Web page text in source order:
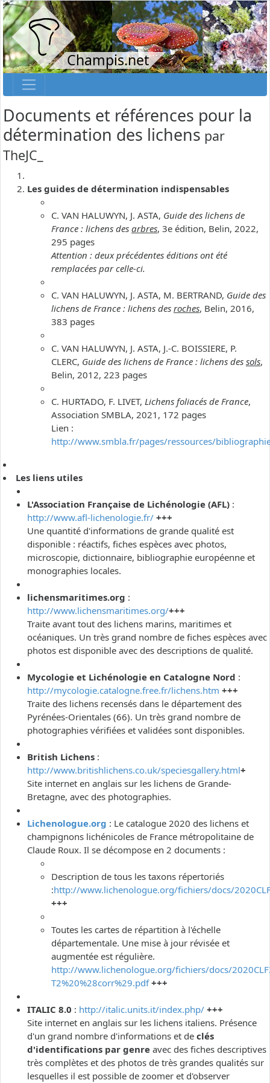
Champis.net
Documents et références pour la
détermination des lichens par
TheJC_
Les guides de détermination indispensables
C. VAN HALUWYN, J. ASTA, Guide des lichens de
France : lichens des arbres, 3e édition, Belin, 2022,
295 pages
Attention : deux précédentes éditions ont été
remplacées par celle-ci.
C. VAN HALUWYN, J. ASTA, M. BERTRAND, Guide des
lichens de France : lichens des roches, Belin, 2016,
383 pages
C. VAN HALUWYN, J. ASTA, J.-C. BOISSIERE, P.
CLERC, Guide des lichens de France : lichens des sols,
Belin, 2012, 223 pages
C. HURTADO, F. LIVET, Lichens foliacés de France,
Association SMBLA, 2021, 172 pages
Lien :
http://www.smbla.fr/pages/ressources/
Les liens utiles
L'Association Française de Lichénologie (AFL) :
http://www.afl-lichenologie.fr/ +++
Une quantité d'informations de grande qualité est
disponible : réactifs, fiches espèces avec photos,
microscopie, dictionnaire, bibliographie européenne et
monographies locales.
lichensmaritimes.org :
http://www.lichensmaritimes.org/+++
Traite avant tout des lichens marins, maritimes et
océaniques. Un très grand nombre de fiches espèces avec
photos est disponible avec des descriptions de qualité.
Mycologie et Lichénologie en Catalogne Nord :
http://mycologie.catalogne.free.fr/lichens.htm +++
Traite des lichens recensés dans le département des
Pyrénées-Orientales (66). Un très grand nombre de
photographies vérifiées et validées sont disponibles.
British Lichens :
http://www.britishlichens.co.uk/speciesgallery.html+
Site internet en anglais sur les lichens de Grande-
Bretagne, avec des photographies.
Lichenologue.org : Le catalogue 2020 des lichens et
champignons lichénicoles de France métropolitaine de
Claude Roux. Il se décompose en 2 documents :
Description de tous les taxons répertoriés
:http://www.lichenologue.org/fichiers/docs/
+++
Toutes les cartes de répartition à l'échelle
départementale. Une mise à jour révisée et
augmentée est régulière.
http://www.lichenologue.org/fichiers/docs/
T2%20%28corr%29.pdf +++
ITALIC 8.0 : http://italic.units.it/index.php/ +++
Site internet en anglais sur les lichens italiens. Présence
d'un grand nombre d'informations et de clés
d'identifications par genre avec des fiches descriptives
très complètes et des photos de très grandes qualités sur
lesquelles il est possible de zoomer et d'observer